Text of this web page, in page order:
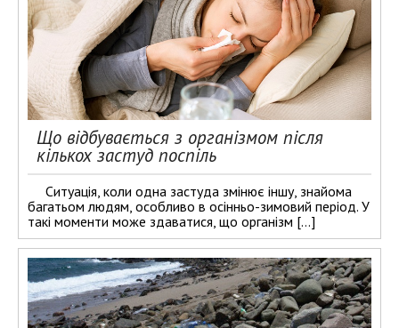
Що відбувається з організмом після
кількох застуд поспіль
Ситуація, коли одна застуда змінює іншу, знайома
багатьом людям, особливо в осінньо-зимовий період. У
такі моменти може здаватися, що організм […]